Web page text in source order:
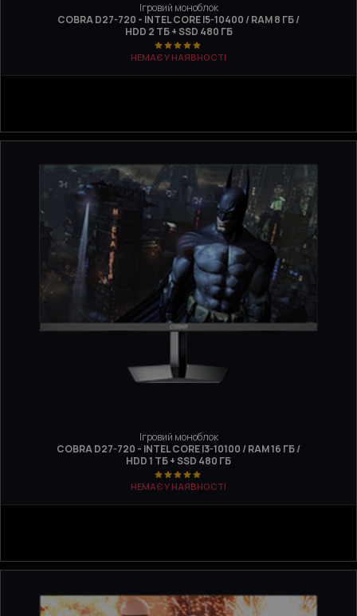
Ігровий моноблок
COBRA D27-720 - INTEL CORE I5-10400 / RAM 8 ГБ /
HDD 2 ТБ + SSD 480 ГБ
НЕМАЄ У НАЯВНОСТІ
Ігровий моноблок
COBRA D27-720 - INTEL CORE I3-10100 / RAM 16 ГБ /
HDD 1 ТБ + SSD 480 ГБ
НЕМАЄ У НАЯВНОСТІ